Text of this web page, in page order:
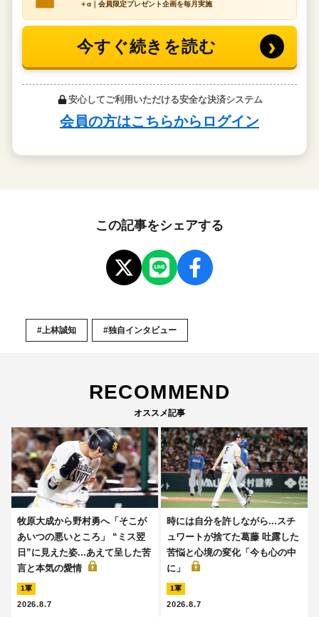
この記事をシェアする
#上林誠知 #独自インタビュー
RECOMMEND
オススメ記事
牧原大成から野村勇へ「そこが
あいつの悪いところ」 “ミス翌
日”に見えた姿...あえて呈した苦
言と本気の愛情
1軍
2026.8.7
時には自分を許しながら...スチ
ュワートが捨てた葛藤 吐露した
苦悩と心境の変化「今も心の中
に」
1軍
2026.8.7